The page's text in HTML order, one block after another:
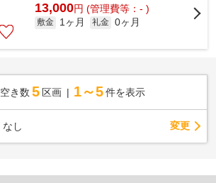
13,000円 (管理費等：- )
敷金 1ヶ月 礼金 0ヶ月
空き数 5 区画 1～5 件を表示
なし 変更